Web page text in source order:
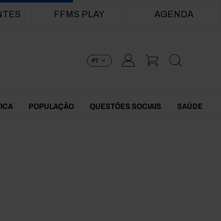
FFMS PLAY AGENDA
PT
POPULAÇÃO QUESTÕES SOCIAIS SAÚDE